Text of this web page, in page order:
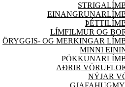
LÍMFILMUR OG
ÖRYGGIS- OG MERKINGAR
MINNI
AÐRIR VÖRU
NÝJAR